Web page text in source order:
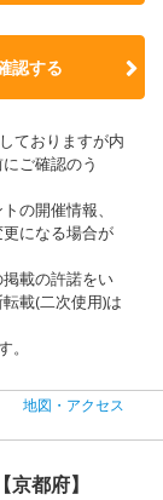
認する
ておりますが内
ご確認のう
の開催情報、
になる場合が
載の許諾をい
載(二次使用)は
地図・アクセス
都府】